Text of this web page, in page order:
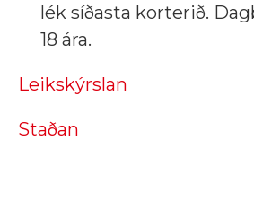
lék síðasta korterið.
18 ára.
Leikskýrslan
Staðan